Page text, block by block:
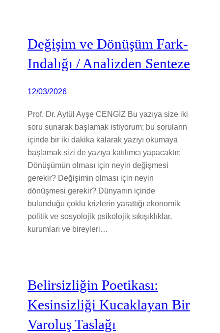
Değişim ve Dönüşüm Fark-
Indalığı / Analizden Senteze
12/03/2026
Prof. Dr. Aytül Ayşe CENGİZ Bu yazıya size iki
soru sunarak başlamak istiyorum; bu soruların
içinde bir iki dakika kalarak yazıyı okumaya
başlamak sizi de yazıya katılımcı yapacaktır:
Dönüşümün olması için neyin değişmesi
gerekir? Değişimin olması için neyin
dönüşmesi gerekir? Dünyanın içinde
bulunduğu çoklu krizlerin yarattığı ekonomik
politik ve sosyolojik psikolojik sıkışıklıklar,
kurumları ve bireyleri…
Belirsizliğin Poetikası:
Kesinsizliği Kucaklayan Bir
Varoluş Taslağı